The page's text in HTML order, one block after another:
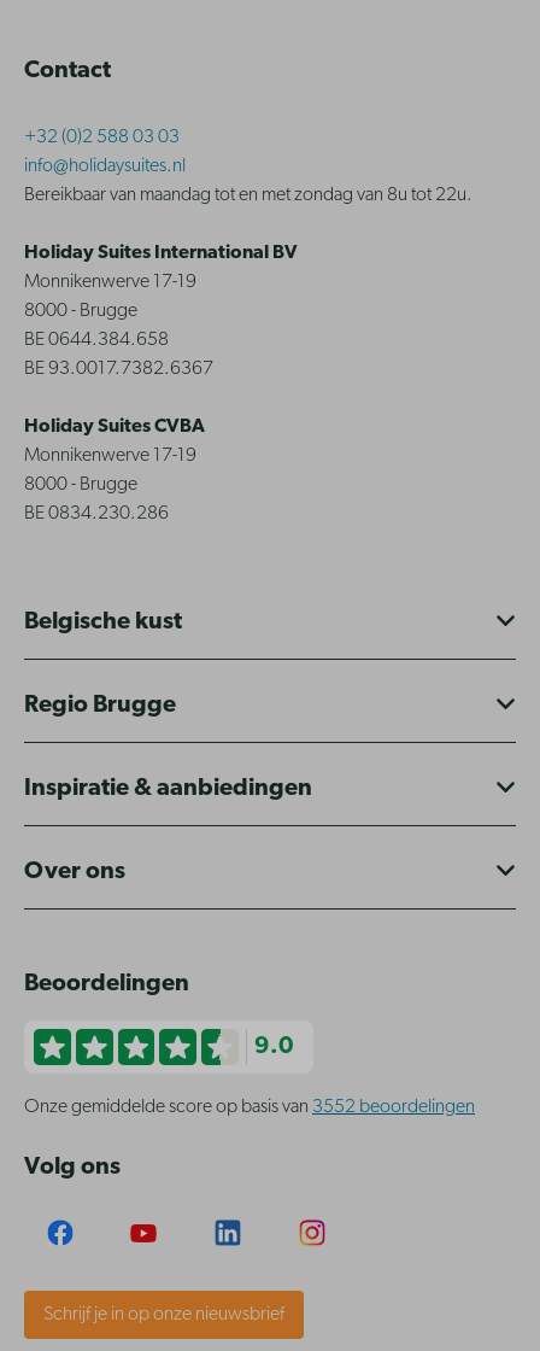
Contact
+32 (0)2 588 03 03
info@holidaysuites.nl
Bereikbaar van maandag tot en met zondag van 8u tot 22u.
Holiday Suites International BV
Monnikenwerve 17-19
8000 - Brugge
BE 0644.384.658
BE 93.0017.7382.6367
Holiday Suites CVBA
Monnikenwerve 17-19
8000 - Brugge
BE 0834.230.286
Belgische kust
Regio Brugge
Inspiratie & aanbiedingen
Over ons
Beoordelingen
9.0
Onze gemiddelde score op basis van 3552 beoordelingen
Volg ons
Schrijf je in op onze nieuwsbrief